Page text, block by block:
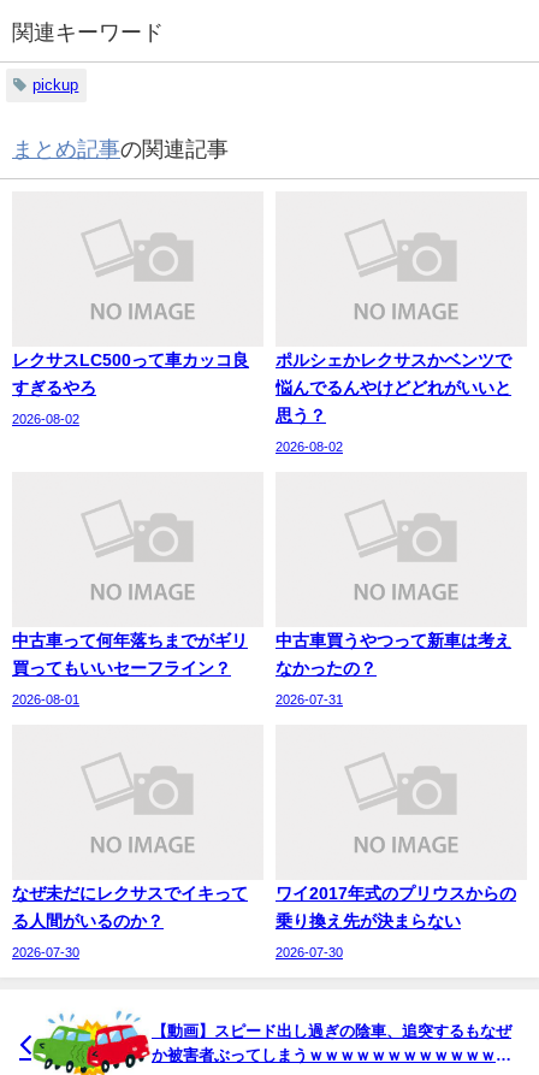
関連キーワード
pickup
まとめ記事の関連記事
レクサスLC500って車カッコ良
すぎるやろ
2026-08-02
ポルシェかレクサスかベンツで
悩んでるんやけどどれがいいと
思う？
2026-08-02
中古車って何年落ちまでがギリ
買ってもいいセーフライン？
2026-08-01
中古車買うやつって新車は考え
なかったの？
2026-07-31
なぜ未だにレクサスでイキって
る人間がいるのか？
2026-07-30
ワイ2017年式のプリウスからの
乗り換え先が決まらない
2026-07-30
【動画】スピード出し過ぎの陰車、追突するもなぜ
か被害者ぶってしまうｗｗｗｗｗｗｗｗｗｗｗｗｗ